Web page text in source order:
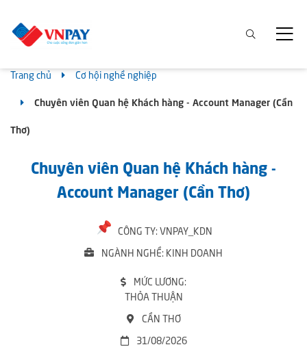
Trang chủ Cơ hội nghề nghiệp
Chuyên viên Quan hệ Khách hàng - Account Manager (Cần
Thơ)
Chuyên viên Quan hệ Khách hàng -
Account Manager (Cần Thơ)
CÔNG TY: VNPAY_KDN
NGÀNH NGHỀ: KINH DOANH
MỨC LƯƠNG:
THỎA THUẬN
CẦN THƠ
31/08/2026